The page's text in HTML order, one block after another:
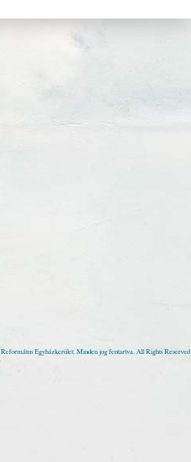
Egyházkerület. Minden jog fentartva. All Rights Reserved.